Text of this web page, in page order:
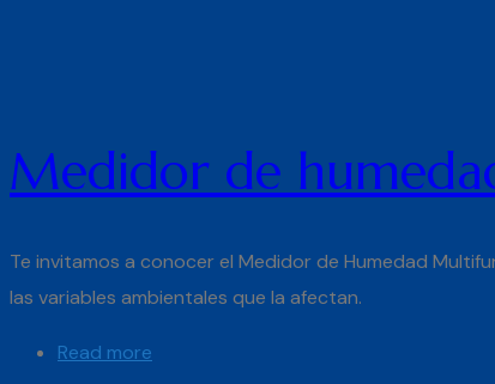
Medidor de
Te invitamos a conocer el Medidor de Humedad
las variables ambientales que la afectan.
Read more